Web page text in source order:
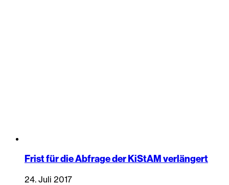
Frist für die Abfrage der KiStAM verlängert
24. Juli 2017